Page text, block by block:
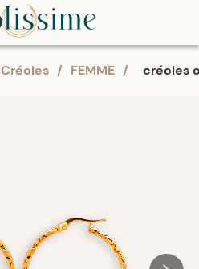
Créoles / FEMME / créoles